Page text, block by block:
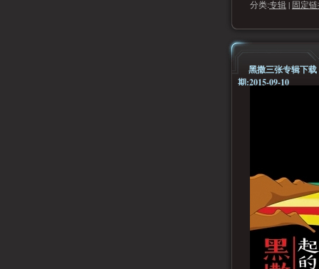
分类:专辑| 固定
黑撒三张专辑下
期:2015-09-10